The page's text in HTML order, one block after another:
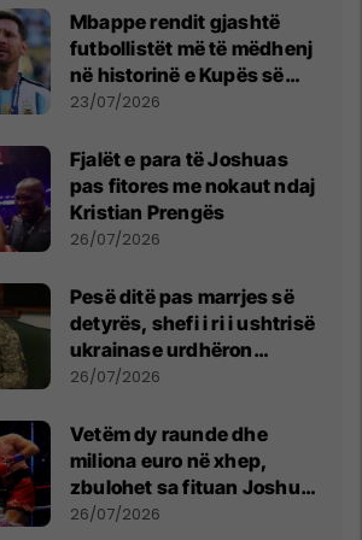
Mbappe rendit gjashtë
futbollistët më të mëdhenj
në historinë e Kupës së
Botës, Messi mbetet i dyti
23/07/2026
Fjalët e para të Joshuas
pas fitores me nokaut ndaj
Kristian Prengës
26/07/2026
Pesë ditë pas marrjes së
detyrës, shefi i ri i ushtrisë
ukrainase urdhëron
kontroll të madh
26/07/2026
Vetëm dy raunde dhe
miliona euro në xhep,
zbulohet sa fituan Joshua
e Prenga
26/07/2026